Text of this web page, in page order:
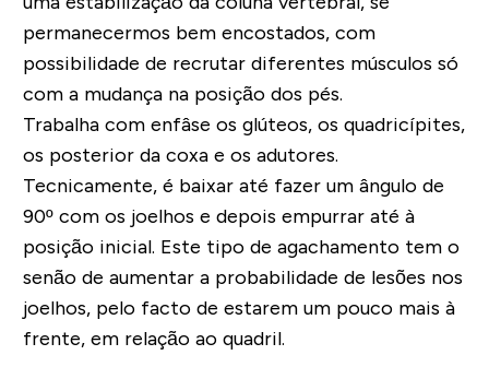
permanecermos bem encostados, com
possibilidade de recrutar diferentes músculos só
com a mudança na posição dos pés.
Trabalha com enfâse os glúteos, os quadricípites,
os posterior da coxa e os adutores.
Tecnicamente, é baixar até fazer um ângulo de
90º com os joelhos e depois empurrar até à
posição inicial. Este tipo de agachamento tem o
senão de aumentar a probabilidade de lesões nos
joelhos, pelo facto de estarem um pouco mais à
frente, em relação ao quadril.